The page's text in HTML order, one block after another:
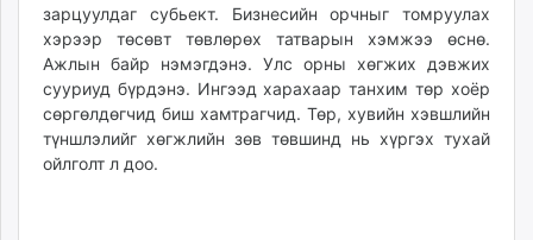
зарцуулдаг субьект. Бизнесийн орчныг томруулах
хэрээр төсөвт төвлөрөх татварын хэмжээ өснө.
Ажлын байр нэмэгдэнэ. Улс орны хөгжих дэвжих
сууриуд бүрдэнэ. Ингээд харахаар танхим төр хоёр
сөргөлдөгчид биш хамтрагчид. Төр, хувийн хэвшлийн
түншлэлийг хөгжлийн зөв төвшинд нь хүргэх тухай
ойлголт л доо.